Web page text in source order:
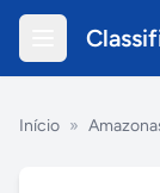
Início »